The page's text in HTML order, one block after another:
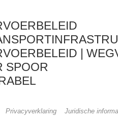
|
SPOOR
Privacyverklaring Juridische